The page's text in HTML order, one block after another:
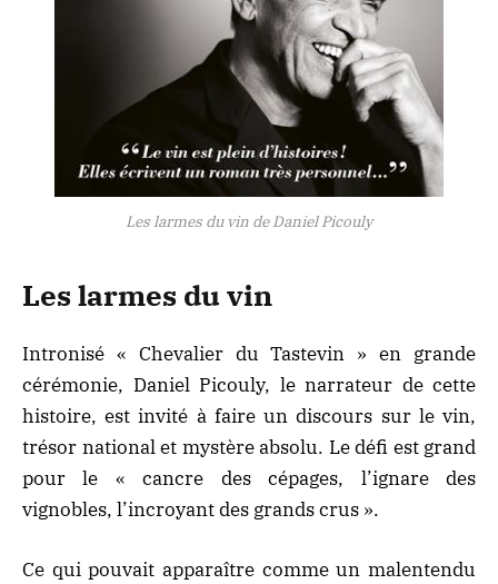
Les larmes du vin de Daniel Picouly
Les larmes du vin
Intronisé « Chevalier du Tastevin » en grande
cérémonie, Daniel Picouly, le narrateur de cette
histoire, est invité à faire un discours sur le vin,
trésor national et mystère absolu. Le défi est grand
pour le « cancre des cépages, l’ignare des
vignobles, l’incroyant des grands crus ».
Ce qui pouvait apparaître comme un malentendu